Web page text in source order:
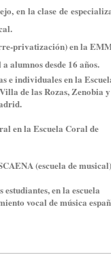
en la clase de
privatización) en la
alumnos desde 16 años.
e individuales en la
de las Rozas, Zenobia y
en la Escuela Coral de
(escuela de
en la escuela
vocal de música